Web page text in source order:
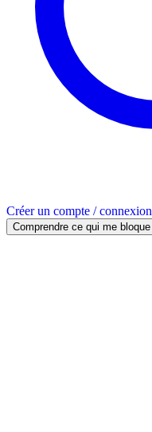
Créer un compte / connexion
Comprendre ce qui me bloque